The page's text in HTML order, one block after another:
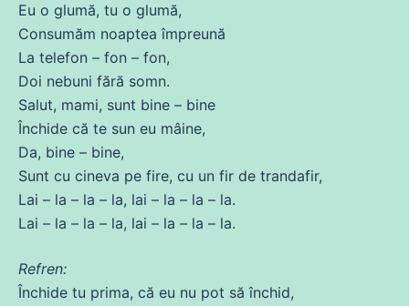
Eu o glumă, tu o glumă,
Consumăm noaptea împreună
La telefon – fon – fon,
Doi nebuni fără somn.
Salut, mami, sunt bine – bine
Închide că te sun eu mâine,
Da, bine – bine,
Sunt cu cineva pe fire, cu un fir de trandafir,
Lai – la – la – la, lai – la – la – la.
Lai – la – la – la, lai – la – la – la.
Refren:
Închide tu prima, că eu nu pot să închid,